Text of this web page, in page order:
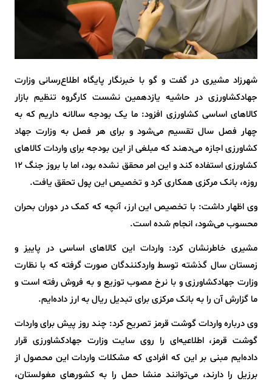
شهرزاد مشیری در گفت و گو با خبرنگار پایگاه اطلاع‌رسانی وزارت
جهادکشاورزی در حاشیه یازدهمین نشست کارگروه تنظیم بازار
کالاهای اساسی کشاورزی افزود: ما یک بودجه سالانه داریم که به
چهار فصل سال تقسیم می‌شود و برای هر فصل به وزارت جهاد
کشاورزی اجازه می‌دهند که مبلغی از این بودجه‌ برای واردات کالاهای
کشاورزی استفاده کند و این امر محقق نشده بود، اما با بروز جنگ 12
روزه، بانک مرکزی همکاری کرد و تخصیص این پول تحقق یافت.
وی اظهار داشت: با تخصیص این ارز، آنچه که کمک در دوران بحران
محسوب می‌شود، انجام شده است.
مشیری خاطرنشان کرد: واردات این کالاهای اساسی در پاییز و
زمستان سال گذشته توسط واردکنندگان صورت گرفته که با نظارت
وزارت جهادکشاورزی و با نرخ مصوب توزیع و به فروش رفته است و
ما گزارش آن را به بانک مرکزی برای تبدیل ریال به ارز داده‌ایم.
وی درباره واردات گوشت قرمز تصریح کرد: چند روز پیش برای واردات
گوشت قرمز، اطلاعیه‌ای را روی سایت وزارت جهادکشاورزی قرار
داده‌ایم مبنی بر این که افرادی که مشکلات واردات این محصول از
برزیل را دارند، می‌توانند منشا حمل را به کشورهای مغولستان،